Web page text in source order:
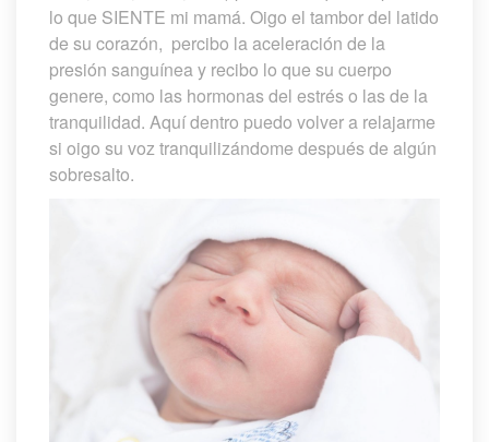
lo que SIENTE mi mamá. Oigo el tambor del latido
de su corazón, percibo la aceleración de la
presión sanguínea y recibo lo que su cuerpo
genere, como las hormonas del estrés o las de la
tranquilidad. Aquí dentro puedo volver a relajarme
i oigo su voz tranquilizándome después de algún
obresalto.